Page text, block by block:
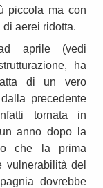
piccola ma con
aerei ridotta.
aprile (vedi
ha
di un vero
precedente
tornata in
anno dopo la
che la prima
vulnerabilità del
dovrebbe